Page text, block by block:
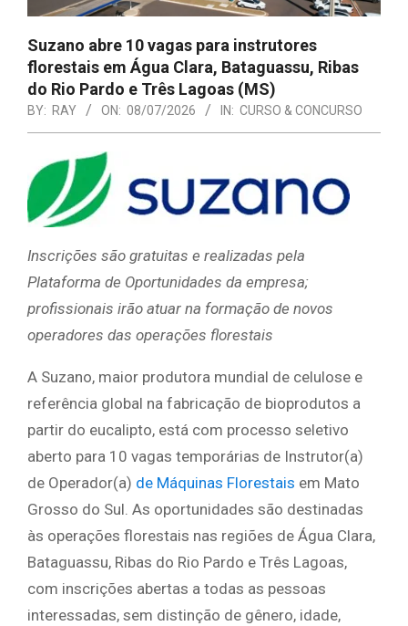
Suzano abre 10 vagas para instrutores
florestais em Água Clara, Bataguassu, Ribas
do Rio Pardo e Três Lagoas (MS)
BY: RAY ON: 08/07/2026 IN: CURSO & CONCURSO
Inscrições são gratuitas e realizadas pela
Plataforma de Oportunidades da empresa;
profissionais irão atuar na formação de novos
operadores das operações florestais
A Suzano, maior produtora mundial de celulose e
referência global na fabricação de bioprodutos a
partir do eucalipto, está com processo seletivo
aberto para 10 vagas temporárias de Instrutor(a)
de Operador(a) de Máquinas Florestais em Mato
Grosso do Sul. As oportunidades são destinadas
às operações florestais nas regiões de Água Clara,
Bataguassu, Ribas do Rio Pardo e Três Lagoas,
com inscrições abertas a todas as pessoas
interessadas, sem distinção de gênero, idade,